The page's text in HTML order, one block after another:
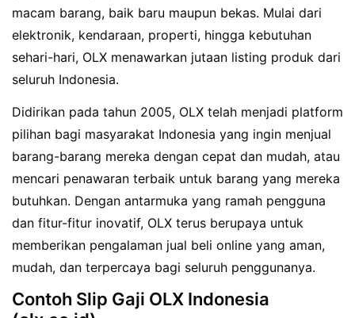
macam barang, baik baru maupun bekas. Mulai dari
elektronik, kendaraan, properti, hingga kebutuhan
sehari-hari, OLX menawarkan jutaan listing produk dari
seluruh Indonesia.
Didirikan pada tahun 2005, OLX telah menjadi platform
pilihan bagi masyarakat Indonesia yang ingin menjual
barang-barang mereka dengan cepat dan mudah, atau
mencari penawaran terbaik untuk barang yang mereka
butuhkan. Dengan antarmuka yang ramah pengguna
dan fitur-fitur inovatif, OLX terus berupaya untuk
memberikan pengalaman jual beli online yang aman,
mudah, dan terpercaya bagi seluruh penggunanya.
Contoh Slip Gaji OLX Indonesia